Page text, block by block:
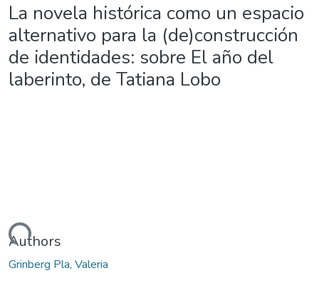
La novela histórica como un espacio
alternativo para la (de)construcción
de identidades: sobre El año del
laberinto, de Tatiana Lobo
Authors
Grinberg Pla, Valeria